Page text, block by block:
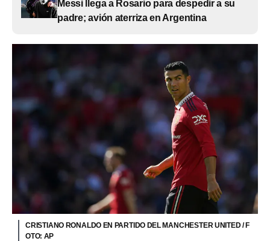
Messi llega a Rosario para despedir a su
padre; avión aterriza en Argentina
CRISTIANO RONALDO EN PARTIDO DEL MANCHESTER UNITED / F
OTO: AP